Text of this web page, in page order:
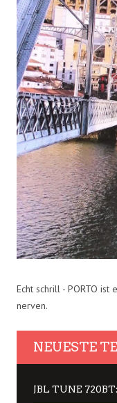
Echt schrill - PORTO
nerven.
NEUESTE